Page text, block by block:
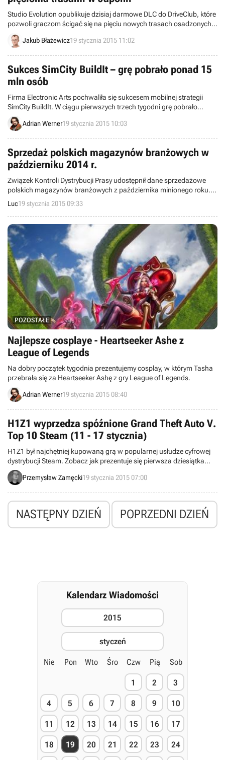
Studio Evolution opublikuje dzisiaj darmowe DLC do DriveClub, które
pozwoli graczom ścigać się na pięciu nowych trasach osadzonych
w Japonii. Z kolei za nieco ponad tydzień ukaże się Apex Expansion
Pack, wprowadzający do gry nowe pojazdy.
Jakub Błażewicz19 stycznia 2015 11:02
Sukces SimCity BuildIt – grę pobrało ponad 15
mln osób
Firma Electronic Arts pochwaliła się sukcesem mobilnej strategii
SimCity BuildIt. W ciągu pierwszych trzech tygodni grę pobrało
ponad 15 mln osób.
Adrian Werner19 stycznia 2015 10:03
Sprzedaż polskich magazynów branżowych w
październiku 2014 r.
Związek Kontroli Dystrybucji Prasy udostępnił dane sprzedażowe
polskich magazynów branżowych z października minionego roku.
Na pozycji lidera wciąż znajduje się CD-Action, o blisko połowę
spadły za to wyniki PC World.
Luc19 stycznia 2015 09:33
POZOSTAŁE
Najlepsze cosplaye - Heartseeker Ashe z
League of Legends
Na dobry początek tygodnia prezentujemy cosplay, w którym Tasha
przebrała się za Heartseeker Ashę z gry League of Legends.
Adrian Werner19 stycznia 2015 08:40
H1Z1 wyprzedza spóźnione Grand Theft Auto V.
Top 10 Steam (11 - 17 stycznia)
H1Z1 był najchętniej kupowaną grą w popularnej usłudze cyfrowej
dystrybucji Steam. Zobacz jak prezentuje się pierwsza dziesiątka
największych hitów ubiegłego tygodnia na tej platformie.
Przemysław Zamęcki19 stycznia 2015 07:00
NASTĘPNY DZIEŃ POPRZEDNI DZIEŃ
Kalendarz Wiadomości
2015
styczeń
Nie Pon Wto Śro Czw Pią Sob
1 2 3
4 5 6 7 8 9 10
11 12 13 14 15 16 17
18 19 20 21 22 23 24